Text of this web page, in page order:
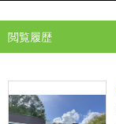
閲覧履歴